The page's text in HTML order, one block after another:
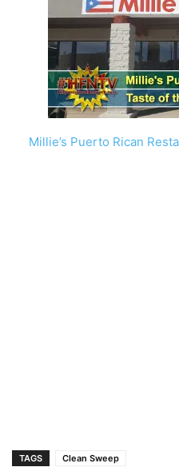
Millie’s Puerto Rican
TAGS Clean Sweep